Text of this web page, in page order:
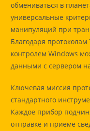
обмениваться в
универсальные
манипуляций при
Благодаря
контролем Windows
данными с сервером
Ключевая миссия
стандартного
Каждое прибор
отправке и приёме